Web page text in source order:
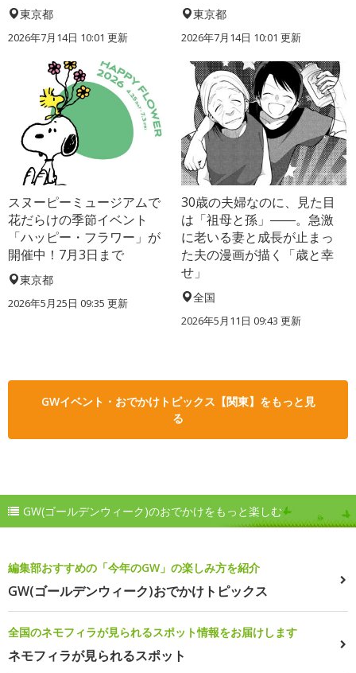
東京都
2026年7月14日 10:01 更新
東京都
2026年7月14日 10:01 更新
スヌーピーミュージアムで
花だらけの季節イベント
「ハッピー・フラワー」が
開催中！7月3日まで
東京都
2026年5月25日 09:35 更新
30歳の夫婦なのに、見た目
は「祖母と孫」――。急激
に老いる妻と成長が止まっ
た夫の漫画が描く「歳と幸
せ」
全国
2026年5月11日 09:43 更新
GWイベント・おでかけトピックス【関東】をもっと見
る
GW(ゴールデンウィーク)のおでかけをもっと楽しむ
編集部おすすめの「今年のGW」の楽しみ方を紹介
GW(ゴールデンウィーク)おでかけトピックス
全国のネモフィラが見られるスポット情報をお届けします
ネモフィラが見られるスポット